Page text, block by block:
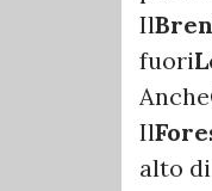
Il
fuori
Anche
Il
alto